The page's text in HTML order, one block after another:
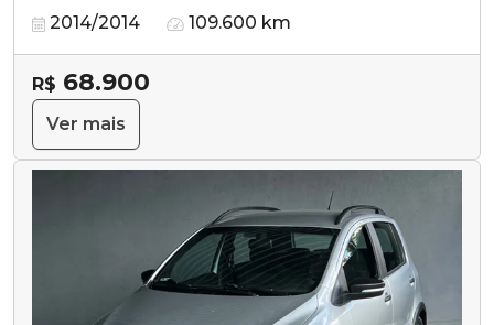
2014/2014 109.600 km
R$ 68.900
Ver mais